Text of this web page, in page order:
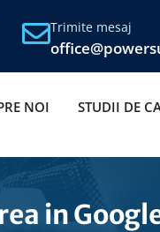
Trimite mesaj
NOI STUDII DE
in